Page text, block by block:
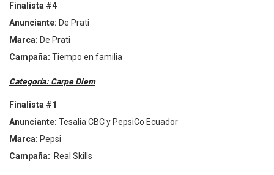
Finalista #4
Anunciante: De Prati
Marca: De Prati
Campaña: Tiempo en familia
Categoría: Carpe Diem
Finalista #1
Anunciante: Tesalia CBCy PepsiCo Ecuador
Marca: Pepsi
Campaña: Real Skills